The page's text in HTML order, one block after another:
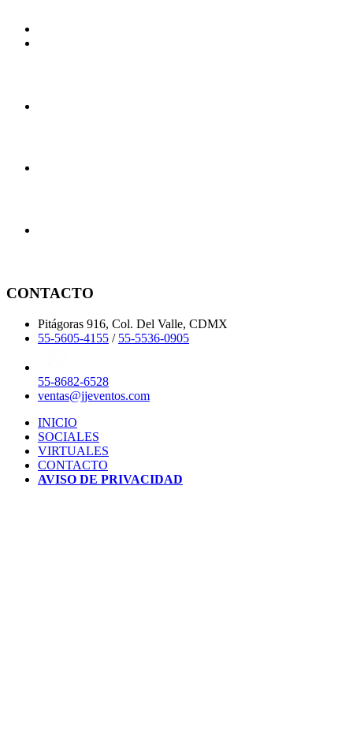
CONTACTO
Pitágoras 916, Col. Del Valle, CDMX
55-5605-4155 / 55-5536-0905
55-8682-6528
ventas@jjeventos.com
INICIO
SOCIALES
VIRTUALES
CONTACTO
AVISO DE PRIVACIDAD